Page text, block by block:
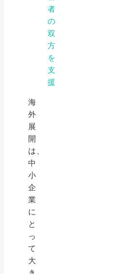
者
の
双
方
を
支
援
海
外
展
開
は、
中
小
企
業
に
と
っ
て
大